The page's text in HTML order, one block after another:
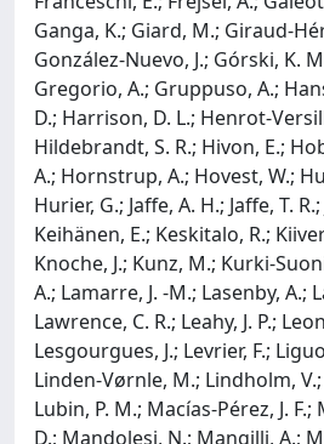
Ganga, K.; Giard, M.; Giraud-
González-Nuevo, J.; Górski, K.
Gregorio, A.; Gruppuso, A.;
D.; Harrison, D. L.; Henrot-
Hildebrandt, S. R.; Hivon, E.;
A.; Hornstrup, A.; Hovest, W.;
Hurier, G.; Jaffe, A. H.; Jaffe, T.
Keihänen, E.; Keskitalo, R.;
Knoche, J.; Kunz, M.; Kurki-
A.; Lamarre, J. -M.; Lasenby, A.;
Lawrence, C. R.; Leahy, J. P.;
Lesgourgues, J.; Levrier, F.;
Linden-Vørnle, M.; Lindholm,
Lubin, P. M.; Macías-Pérez, J.
D.; Mandolesi, N.; Mangilli, A.;